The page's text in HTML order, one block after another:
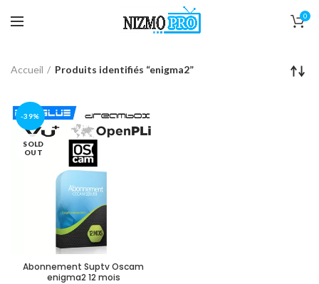
0
Accueil Produits identifiés “enigma2”
-39%
SOLD
OUT
Abonnement Suptv Oscam
enigma2 12 mois